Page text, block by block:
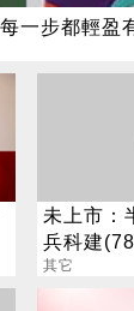
一步都輕盈
未上市：
兵科建
櫃，正向
其它